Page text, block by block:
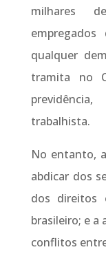
milhares
qualquer
tramita no
trabalhista.
No entanto,
abdicar dos
dos direitos
brasileiro; e a
conflitos